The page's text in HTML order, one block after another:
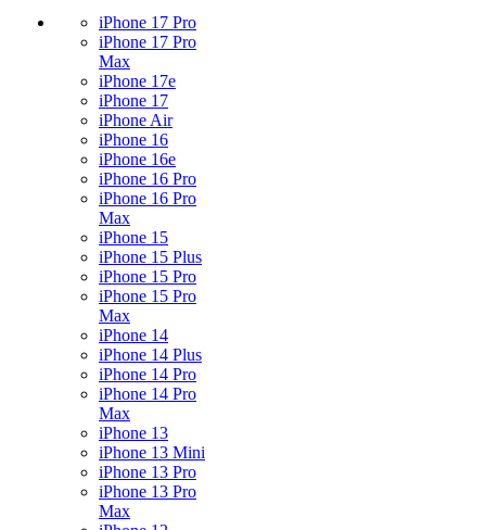
iPhone 17 Pro
iPhone 17 Pro
Max
iPhone 17e
iPhone 17
iPhone Air
iPhone 16
iPhone 16e
iPhone 16 Pro
iPhone 16 Pro
Max
iPhone 15
iPhone 15 Plus
iPhone 15 Pro
iPhone 15 Pro
Max
iPhone 14
iPhone 14 Plus
iPhone 14 Pro
iPhone 14 Pro
Max
iPhone 13
iPhone 13 Mini
iPhone 13 Pro
iPhone 13 Pro
Max